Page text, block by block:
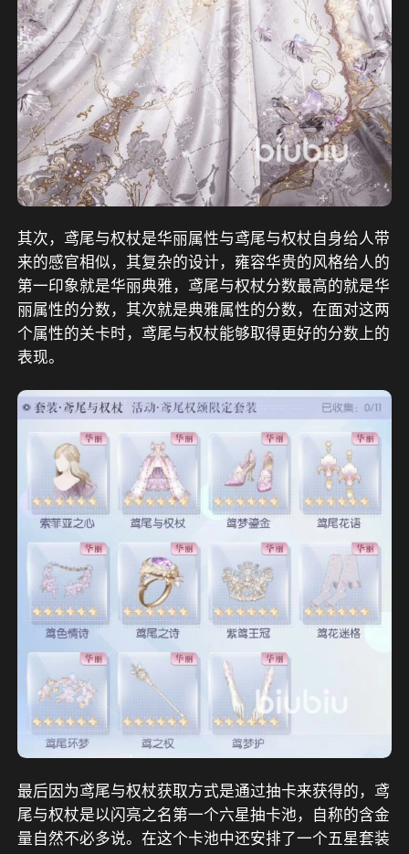
其次，鸢尾与权杖是华丽属性与鸢尾与权杖自身给人带
来的感官相似，其复杂的设计，雍容华贵的风格给人的
第一印象就是华丽典雅，鸢尾与权杖分数最高的就是华
丽属性的分数，其次就是典雅属性的分数，在面对这两
个属性的关卡时，鸢尾与权杖能够取得更好的分数上的
表现。
最后因为鸢尾与权杖获取方式是通过抽卡来获得的，鸢
尾与权杖是以闪亮之名第一个六星抽卡池，自称的含金
量自然不必多说。在这个卡池中还安排了一个五星套装